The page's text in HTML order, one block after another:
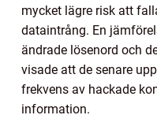
mycket lägre risk att
dataintrång. En
ändrade lösenord och
visade att de senare
frekvens av hackade
information.